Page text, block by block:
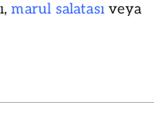
marul salatası veya